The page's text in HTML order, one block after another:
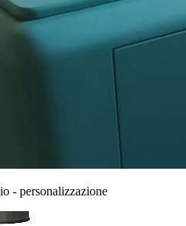
- personalizzazione